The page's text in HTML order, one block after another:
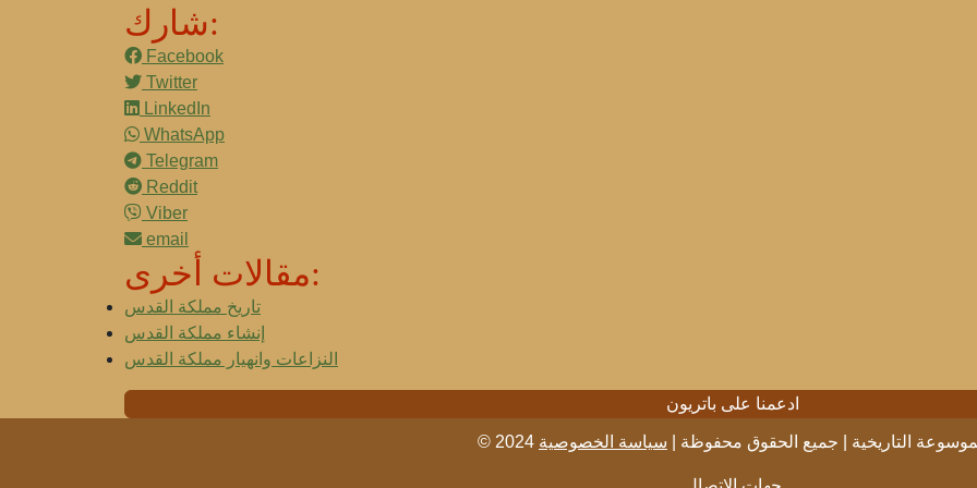
شارك:
Facebook
Twitter
LinkedIn
WhatsApp
Telegram
Reddit
Viber
email
مقالات أخرى:
تاريخ مملكة القدس
إنشاء مملكة القدس
النزاعات وانهيار مملكة القدس
ادعمنا على باتريون
الموسوعة التاريخية | جميع الحقوق محفوظة | سياسة الخصوصية